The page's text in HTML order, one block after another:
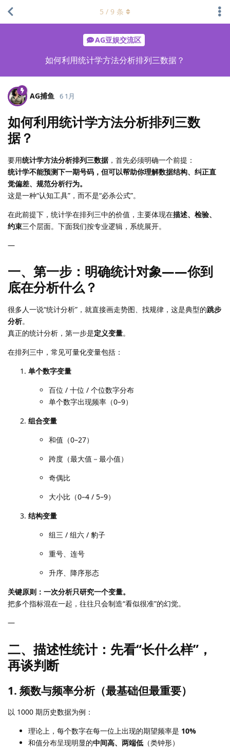
AG亚娱交流区
如何利用统计学方法分析排列三数据？
5 / 9 条
AG捕鱼 6 1月
如何利用统计学方法分析排列三数
据？
要用统计学方法分析排列三数据，首先必须明确一个前提：
统计学不能预测下一期号码，但可以帮助你理解数据结构、纠正直
觉偏差、规范分析行为。
这是一种“认知工具”，而不是“必杀公式”。
在此前提下，统计学在排列三中的价值，主要体现在描述、检验、
约束三个层面。下面我们按专业逻辑，系统展开。
—
一、第一步：明确统计对象——你到
底在分析什么？
很多人一说“统计分析”，就直接画走势图、找规律，这是典型的跳步
分析。
真正的统计分析，第一步是定义变量。
在排列三中，常见可量化变量包括：
单个数字变量
百位 / 十位 / 个位数字分布
单个数字出现频率（0–9）
组合变量
和值（0–27）
跨度（最大值－最小值）
奇偶比
大小比（0–4 / 5–9）
结构变量
组三 / 组六 / 豹子
重号、连号
升序、降序形态
关键原则：一次分析只研究一个变量。
把多个指标混在一起，往往只会制造“看似很准”的幻觉。
—
二、描述性统计：先看“长什么样”，
再谈判断
1. 频数与频率分析（最基础但最重要）
以 1000 期历史数据为例：
理论上，每个数字在每一位上出现的期望频率是 10%
和值分布呈现明显的中间高、两端低 （类钟形）